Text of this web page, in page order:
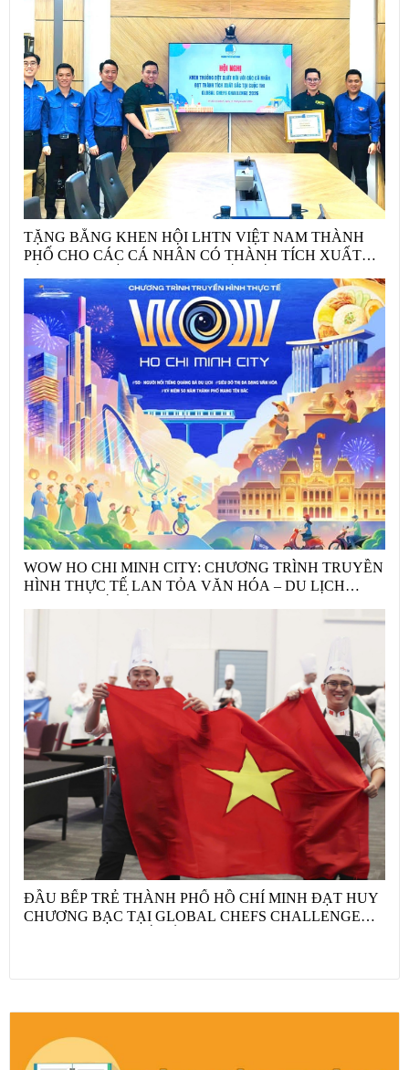
TẶNG BẰNG KHEN HỘI LHTN VIỆT NAM THÀNH
PHỐ CHO CÁC CÁ NHÂN CÓ THÀNH TÍCH XUẤT
WOW HO CHI MINH CITY: CHƯƠNG TRÌNH TRUYỀN
HÌNH THỰC TẾ LAN TỎA VĂN HÓA – DU LỊCH
QUA PHONG TRÀO “TÔI YÊU TỔ QUỐC TÔI”
ĐẦU BẾP TRẺ THÀNH PHỐ HỒ CHÍ MINH ĐẠT HUY
CHƯƠNG BẠC TẠI GLOBAL CHEFS CHALLENGE